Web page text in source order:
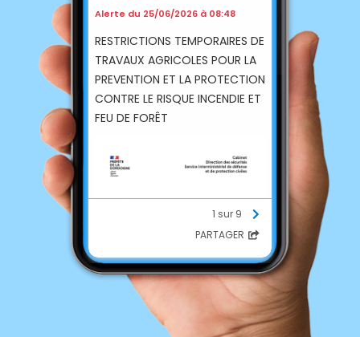
Alerte du 25/06/2026 à 08:48
RESTRICTIONS TEMPORAIRES DE
TRAVAUX AGRICOLES POUR LA
PREVENTION ET LA PROTECTION
CONTRE LE RISQUE INCENDIE ET
FEU DE FORÊT
1 sur 9
PARTAGER